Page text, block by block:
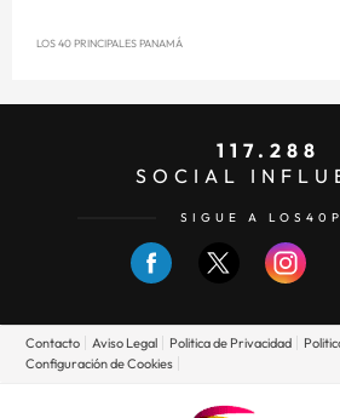
LOS 40 PRINCIPALES PANAMÁ
117.288
SOCIAL
SIGUE A
Contacto Aviso Legal Politica de Privacidad
Configuración de Cookies